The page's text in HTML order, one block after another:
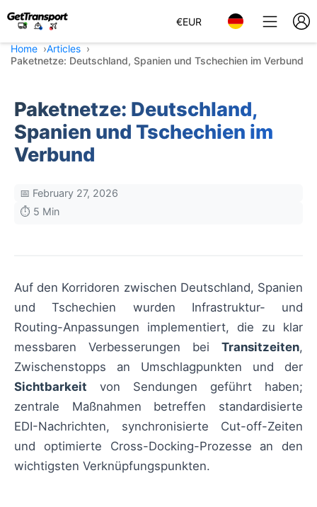
€EUR
Home
Articles
Paketnetze: Deutschland, Spanien und Tschechien im Verbund
Paketnetze: Deutschland,
Spanien und Tschechien im
Verbund
📅 February 27, 2026
⏱️ 5 Min
Auf den Korridoren zwischen Deutschland, Spanien
und Tschechien wurden Infrastruktur- und
Routing-Anpassungen implementiert, die zu klar
messbaren Verbesserungen bei Transitzeiten,
Zwischenstopps an Umschlagpunkten und der
Sichtbarkeit von Sendungen geführt haben;
zentrale Maßnahmen betreffen standardisierte
EDI-Nachrichten, synchronisierte Cut-off-Zeiten
und optimierte Cross-Docking-Prozesse an den
wichtigsten Verknüpfungspunkten.